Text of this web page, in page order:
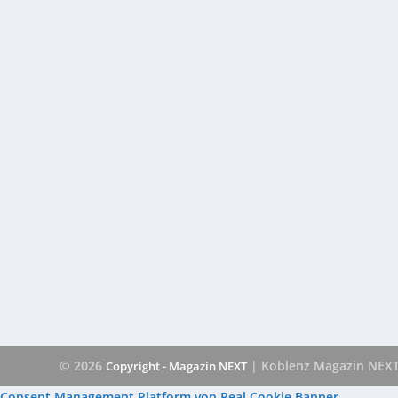
© 2026 Copyright - Magazin NEXT | Koblenz Magazin